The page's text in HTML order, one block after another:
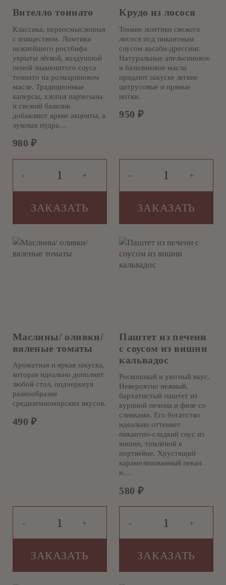
Вителло тоннато
980 ₽
Классика, переосмысленная
с изяществом. Ломтики
нежнейшего ростбифа
укрыты лёгкой, воздушной
пеной знаменитого соуса
тоннато на розмариновом
масле. Традиционные
каперсы, хлопья пармезана
и свежий базилик
добавляют яркие акценты, а
луковая пудра…
- +
ЗАКАЗАТЬ
Крудо из лосося
950 ₽
Тонкие ломтики свежего
лосося под пикантным
соусом васаби-дрессинг.
Натуральные апельсиновое
и базиликовое масла
придают закуске легкие
цитрусовые и пряные
нотки.
- +
ЗАКАЗАТЬ
Маслины/ оливки/
вяленые томаты
490 ₽
Ароматная и яркая закуска,
которая идеально дополнит
любой стол, подчеркнув
разнообразие
средиземноморских вкусов.
- +
ЗАКАЗАТЬ
Паштет из печени
с соусом из вишни
кальвадос
580 ₽
Роскошный и уютный вкус.
Невероятно нежный,
бархатистый паштет из
куриной печени и филе со
сливками. Его богатство
идеально оттеняет
пикантно-сладкий соус из
вишни, томлёной в
портвейне. Хрустящий
карамелизованный пекан
и…
- +
ЗАКАЗАТЬ